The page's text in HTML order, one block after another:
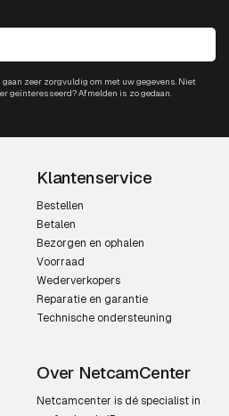
gaan zeer zorgvuldig om met uw gegevens. Niet
geïnteresseerd? Afmelden is zo gedaan.
Klantenservice
Bestellen
Betalen
Bezorgen en ophalen
Voorraad
Wederverkopers
Reparatie en garantie
Technische ondersteuning
Over NetcamCenter
Netcamcenter is dé specialist in